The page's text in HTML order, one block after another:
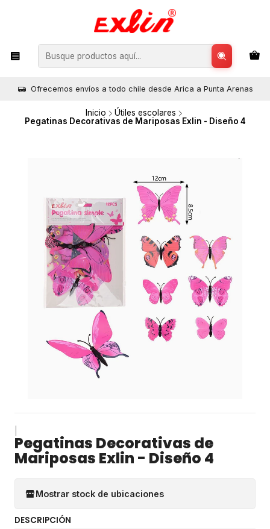
Ofrecemos envíos a todo chile desde Arica a Punta Arenas
Inicio
Útiles escolares
Pegatinas Decorativas de Mariposas Exlin - Diseño 4
Pegatinas Decorativas de
Mariposas Exlin - Diseño 4
Mostrar stock de ubicaciones
DESCRIPCIÓN